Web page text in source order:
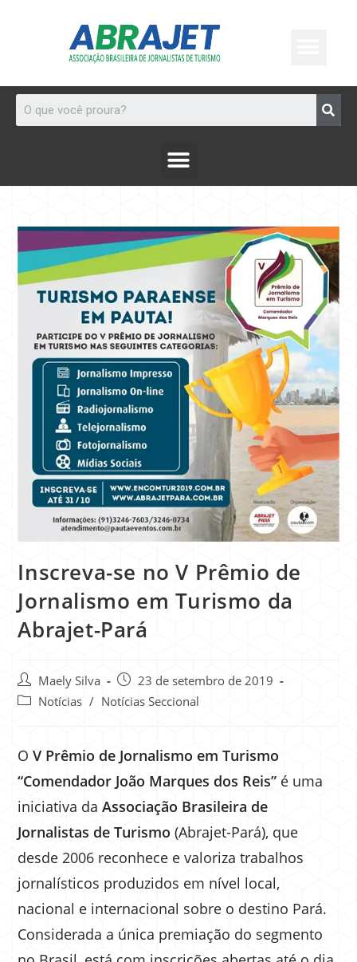
Inscreva-se no V Prêmio de
Jornalismo em Turismo da
Abrajet-Pará
Maely Silva
23 de setembro de 2019
Notícias / Notícias Seccional
O V Prêmio de Jornalismo em Turismo
“Comendador João Marques dos Reis” é uma
iniciativa daAssociação Brasileira de
Jornalistas de Turismo (Abrajet-Pará), que
desde 2006 reconhece e valoriza trabalhos
jornalísticos produzidos em nível local,
nacional e internacional sobre o destino Pará.
Considerada a única premiação do segmento